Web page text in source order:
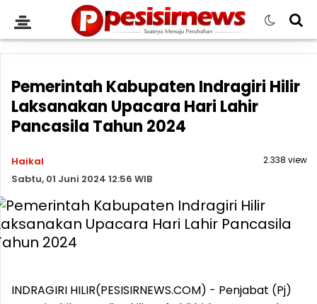
Pemerintah Kabupaten Indragiri Hilir
Laksanakan Upacara Hari Lahir
Pancasila Tahun 2024
Haikal
Sabtu, 01 Juni 2024 12:56 WIB
2.338 view
INDRAGIRI HILIR(PESISIRNEWS.COM) - Penjabat (Pj)